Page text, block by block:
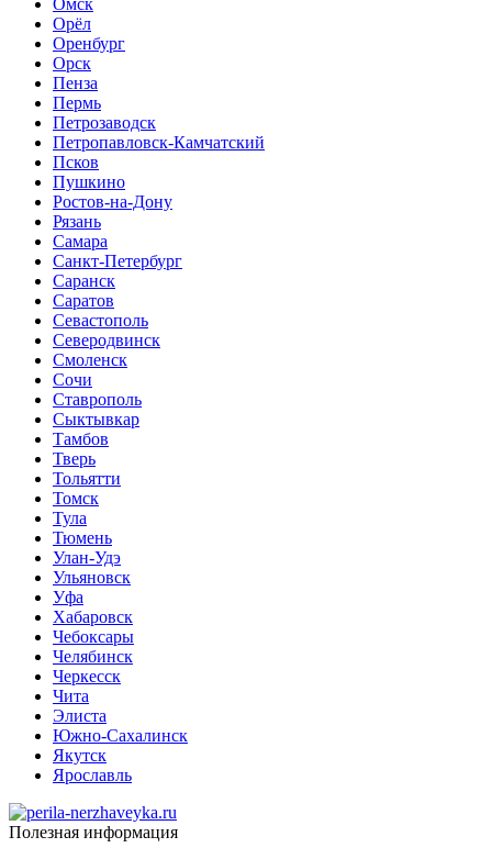
Омск
Орёл
Оренбург
Орск
Пенза
Пермь
Петрозаводск
Петропавловск-Камчатский
Псков
Пушкино
Ростов-на-Дону
Рязань
Самара
Санкт-Петербург
Саранск
Саратов
Севастополь
Северодвинск
Смоленск
Сочи
Ставрополь
Сыктывкар
Тамбов
Тверь
Тольятти
Томск
Тула
Тюмень
Улан-Удэ
Ульяновск
Уфа
Хабаровск
Чебоксары
Челябинск
Черкесск
Чита
Элиста
Южно-Сахалинск
Якутск
Ярославль
Полезная информация